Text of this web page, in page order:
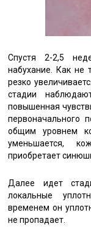
Спустя 2-2,5
набухание. Как не
резко
стадии
повышенная
первоначального
общим уровнем
уменьшается,
приобретает
Далее идет
локальные
временем он
не пропадает.